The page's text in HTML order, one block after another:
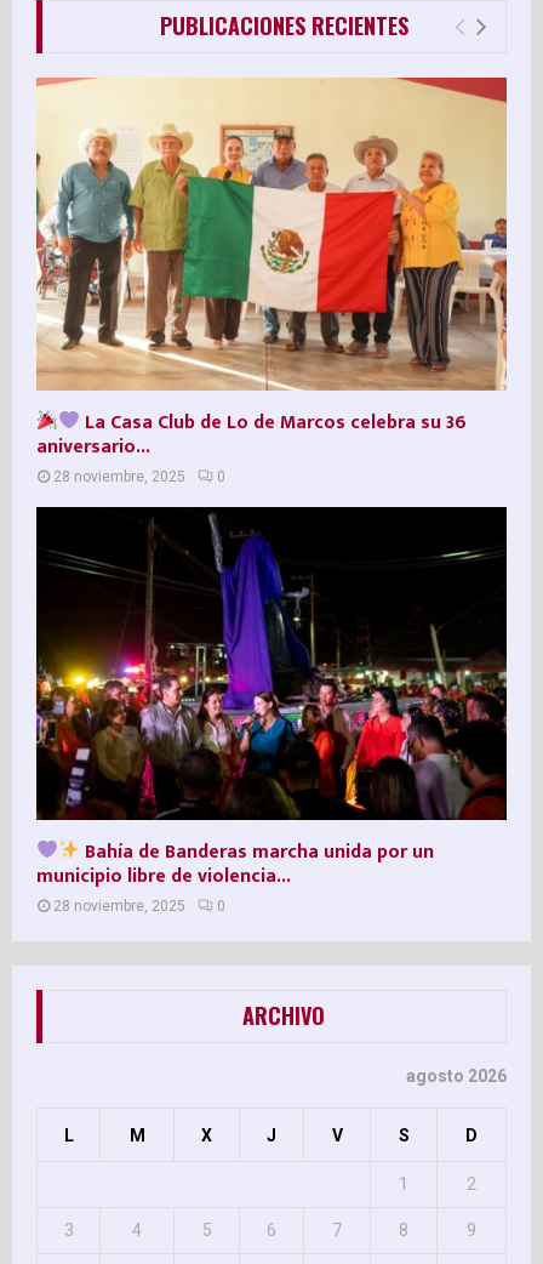
PUBLICACIONES RECIENTES
La Casa Club de Lo de Marcos celebra su 36º
aniversario...
28 noviembre, 2025 0
Bahía de Banderas marcha unida por un
municipio libre de violencia...
28 noviembre, 2025 0
ARCHIVO
agosto 2026
L M X J V S D
1 2
3 4 5 6 7 8 9